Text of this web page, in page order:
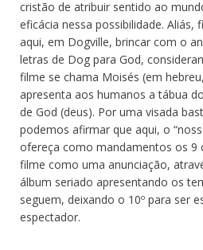
cristão de atribuir sentido ao
eficácia nessa possibilidade. Aliás,
aqui, em Dogville, brincar com o
letras de Dog para God,
filme se chama Moisés (em
apresenta aos humanos a tábua
de God (deus). Por uma visada
podemos afirmar que aqui, o
ofereça como mandamentos os 9
filme como uma anunciação,
álbum seriado apresentando os
seguem, deixando o 10º para ser
espectador.